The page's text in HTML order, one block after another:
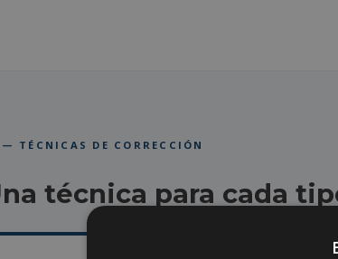
TÉCNICAS DE CORRECCIÓN
técnica para cada